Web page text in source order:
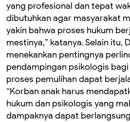
yang profesional dan tepat
dibutuhkan agar masyarakat
yakin bahwa proses hukum
mestinya,” katanya. Selain itu,
menekankan pentingnya
pendampingan psikologis
proses pemulihan dapat
“Korban anak harus
hukum dan psikologis yang
dampaknya dapat